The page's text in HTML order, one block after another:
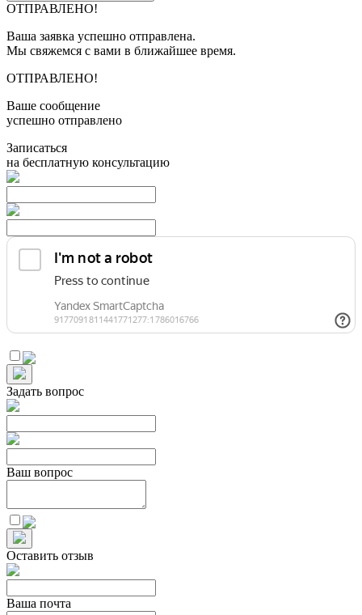
ОТПРАВЛЕНО!
Ваша заявка успешно отправлена.
Мы свяжемся с вами в ближайшее время.
ОТПРАВЛЕНО!
Ваше сообщение
успешно отправлено
Записаться
на бесплатную консультацию
Задать вопрос
Ваш вопрос
Оставить отзыв
Ваша почта